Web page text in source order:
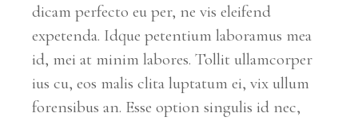
dicam perfecto eu per, ne vis eleifend
expetenda. Idque petentium laboramus mea
id, mei at minim labores. Tollit ullamcorper
ius cu, eos malis clita luptatum ei, vix ullum
forensibus an. Esse option singulis id nec,